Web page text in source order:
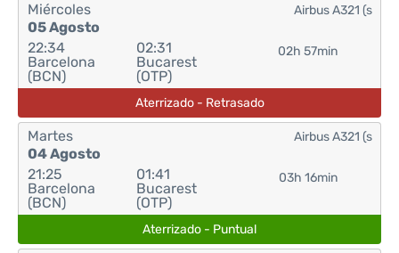
Miércoles
05 Agosto
22:34
Barcelona
(BCN)
02:31
Bucarest
(OTP)
02h 57min
Airbus A321 (s
Aterrizado - Retrasado
Martes
04 Agosto
21:25
Barcelona
(BCN)
01:41
Bucarest
(OTP)
03h 16min
Airbus A321 (s
Aterrizado - Puntual